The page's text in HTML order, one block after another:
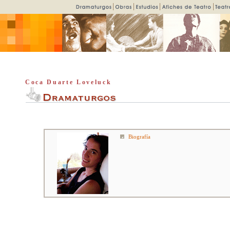
Coca Duarte Loveluck
Biografía